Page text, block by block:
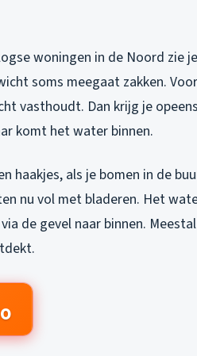
woningen in de Noord zie je
soms meegaat zakken.
vasthoudt. Dan krijg je opeens
komt het water binnen.
haakjes, als je bomen in de
nu vol met bladeren. Het
de gevel naar binnen.